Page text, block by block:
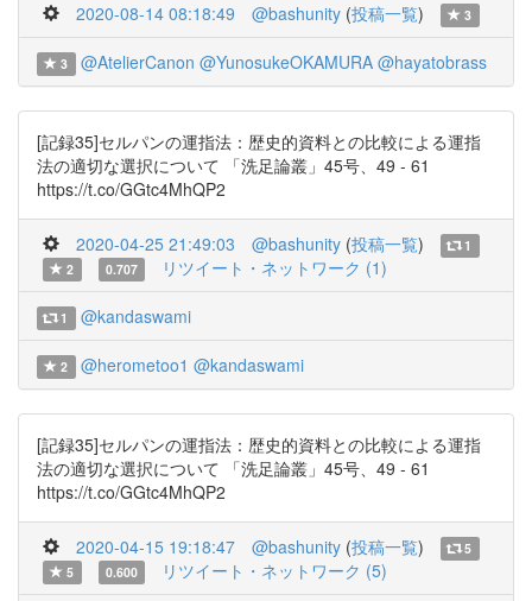
2020-08-14 08:18:49 @bashunity (投稿一覧) 3
3 @AtelierCanon @YunosukeOKAMURA @hayatobrass
[記録35]セルパンの運指法：歴史的資料との比較による運指
法の適切な選択について 「洗足論叢」45号、49 - 61
https://t.co/GGtc4MhQP2
2020-04-25 21:49:03 @bashunity (投稿一覧)
1
2
0.707 リツイート・ネットワーク (1)
1 @kandaswami
2 @herometoo1 @kandaswami
[記録35]セルパンの運指法：歴史的資料との比較による運指
法の適切な選択について 「洗足論叢」45号、49 - 61
https://t.co/GGtc4MhQP2
2020-04-15 19:18:47 @bashunity (投稿一覧)
5
5
0.600 リツイート・ネットワーク (5)